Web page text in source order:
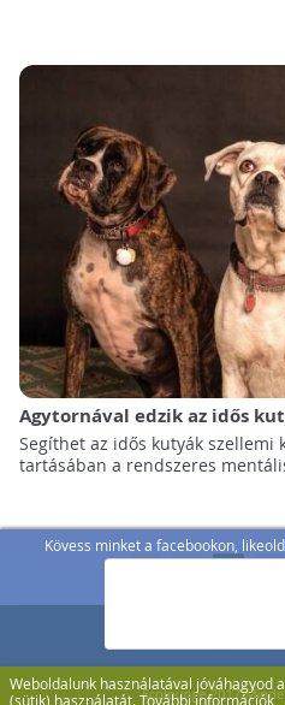
Kövess minket a facebookon,
Weboldalunk használatával jóváhagyod
(sütik) használatát.További információk
Agytornával edzik az idős
Segíthet az idős kutyák szellemi
tartásában a rendszeres
«